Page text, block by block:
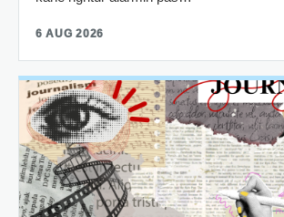
6 AUG 2026